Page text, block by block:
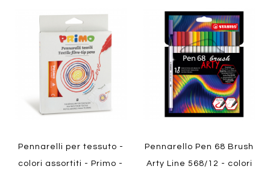
Quickview Quickview
preferiti
Pennarelli per tessuto -
colori assortiti - Primo -
Aggiungi
preferiti
Pennarello Pen 68 Brush
Arty Line 568/12 - colori